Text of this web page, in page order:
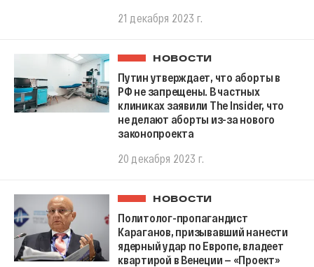
21 декабря 2023 г.
НОВОСТИ
Путин утверждает, что аборты в
РФ не запрещены. В частных
клиниках заявили The Insider, что
не делают аборты из-за нового
законопроекта
20 декабря 2023 г.
НОВОСТИ
Политолог-пропагандист
Караганов, призывавший нанести
ядерный удар по Европе, владеет
квартирой в Венеции — «Проект»